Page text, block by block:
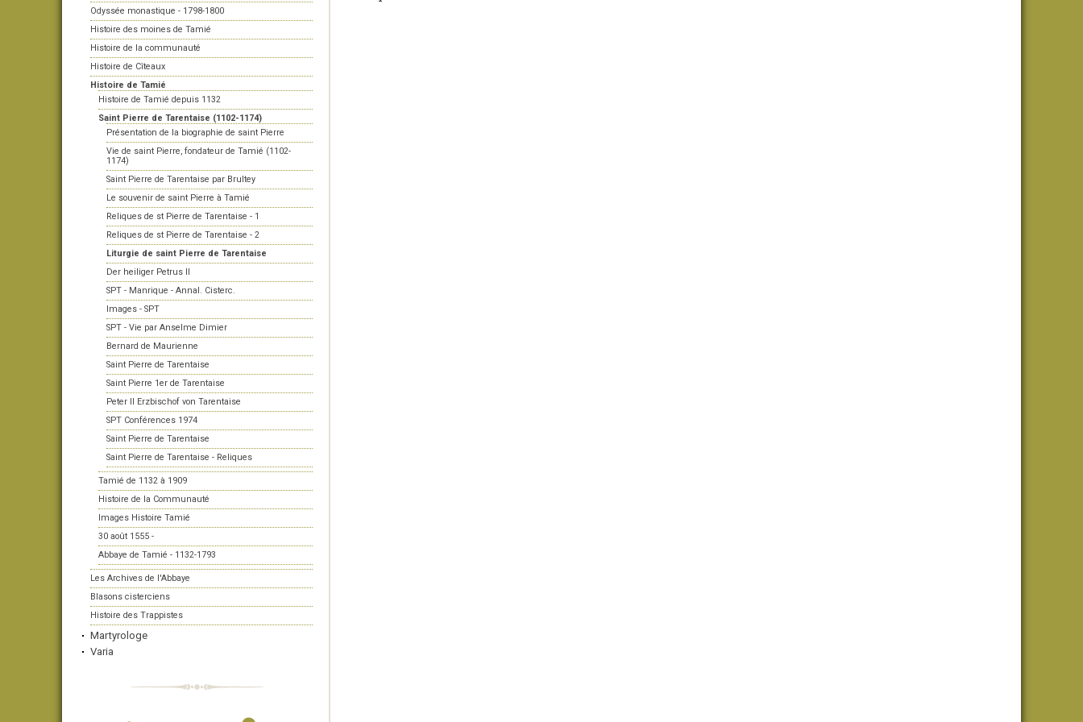
Odyssée monastique - 1798-1800
Histoire des moines de Tamié
Histoire de la communauté
Histoire de Cîteaux
Histoire de Tamié
Histoire de Tamié depuis 1132
Saint Pierre de Tarentaise (1102-1174)
Présentation de la biographie de saint Pierre
Vie de saint Pierre, fondateur de Tamié (1102-
1174)
Saint Pierre de Tarentaise par Brultey
Le souvenir de saint Pierre à Tamié
Reliques de st Pierre de Tarentaise - 1
Reliques de st Pierre de Tarentaise - 2
Liturgie de saint Pierre de Tarentaise
Der heiliger Petrus II
SPT - Manrique - Annal. Cisterc.
Images - SPT
SPT - Vie par Anselme Dimier
Bernard de Maurienne
Saint Pierre de Tarentaise
Saint Pierre 1er de Tarentaise
Peter II Erzbischof von Tarentaise
SPT Conférences 1974
Saint Pierre de Tarentaise
Saint Pierre de Tarentaise - Reliques
Tamié de 1132 à 1909
Histoire de la Communauté
Images Histoire Tamié
30 août 1555 -
Abbaye de Tamié - 1132-1793
Les Archives de l'Abbaye
Blasons cisterciens
Histoire des Trappistes
Martyrologe
Varia